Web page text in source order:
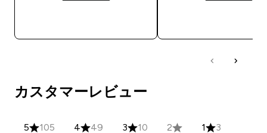
カスタマーレビュー
5 105 4 49 3 10 2 1 3